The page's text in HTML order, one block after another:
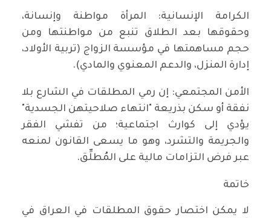
الكرامة الإنسانية: المرأة مواطنة وإنسانة،
وحقوقها بعد الطلاق تنبع من مواطنتها ومن
حجم مساهمتها في مؤسسة الزواج (تربية الأولاد،
إدارة المنزل، والدعم المعنوي والمادي).
الأمن المجتمعي: إن رمي المطلقات في الشارع بلا
نفقة أو سكن بذريعة "انتهاء صلاحيتهن الجسدية"
يؤدي إلى كوارث اجتماعية؛ من تفشي الفقر
والجريمة والتشرد، وهو ما يسعى القانون لمنعه
عبر فرض التزامات مالية على المُطلِّق.
خاتمة
لا يمكن اختصار حقوق المطلقات في العراق في